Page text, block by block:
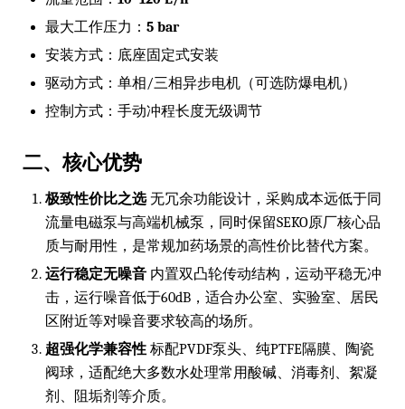
最大工作压力： 5 bar
安装方式：底座固定式安装
驱动方式：单相/三相异步电机（可选防爆电机）
控制方式：手动冲程长度无级调节
二、核心优势
极致性价比之选无冗余功能设计，采购成本远低于同
流量电磁泵与高端机械泵，同时保留SEKO原厂核心品
质与耐用性，是常规加药场景的高性价比替代方案。
运行稳定无噪音 内置双凸轮传动结构，运动平稳无冲
击，运行噪音低于60dB，适合办公室、实验室、居民
区附近等对噪音要求较高的场所。
超强化学兼容性 标配PVDF泵头、纯PTFE隔膜、陶瓷
阀球，适配绝大多数水处理常用酸碱、消毒剂、絮凝
剂、阻垢剂等介质。